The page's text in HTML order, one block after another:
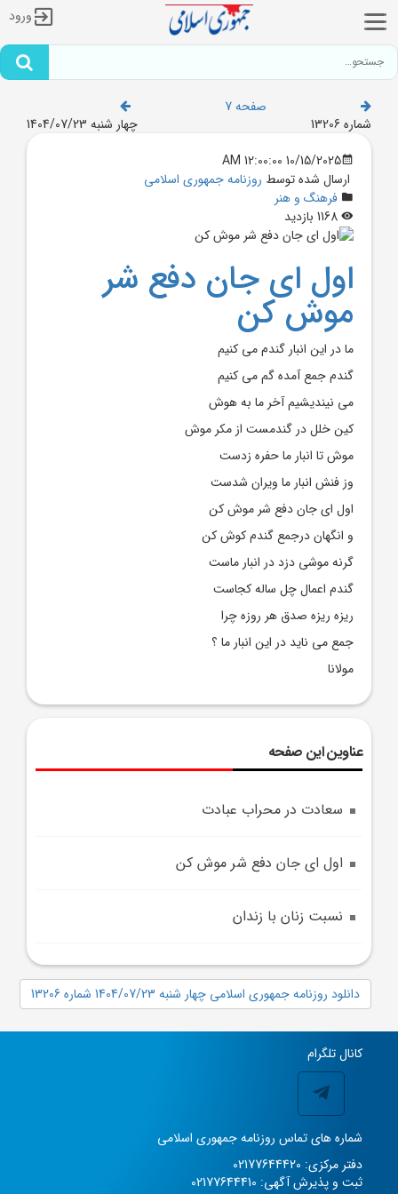
ورود
صفحه 7
شماره 13206
چهار شنبه 1404/07/23
10/15/2025 12:00:00 AM
ارسال شده توسط روزنامه جمهوری اسلامی
فرهنگ و هنر
اول ای جان دفع شر
موش کن
ما در این انبار گندم می کنیم
گندم جمع آمده گم می کنیم
می نیندیشیم آخر ما به هوش
کین خلل در گندمست از مکر موش
موش تا انبار ما حفره زدست
وز فنش انبار ما ویران شدست
اول ای جان دفع شر موش کن
و انگهان درجمع گندم کوش کن
گرنه موشی دزد در انبار ماست
گندم اعمال چل ساله کجاست
ریزه ریزه صدق هر روزه چرا
جمع می ناید در این انبار ما ؟
مولانا
عناوین این صفحه
سعادت در محراب عبادت
اول ای جان دفع شر موش کن
نسبت زنان با زندان
دانلود روزنامه جمهوری اسلامی چهار شنبه 1404/07/23 شماره 13206
کانال تلگرام
شماره های تماس روزنامه جمهوری اسلامی
دفتر مرکزی: 02177644420
ثبت و پذیرش آگهی: 02177644410